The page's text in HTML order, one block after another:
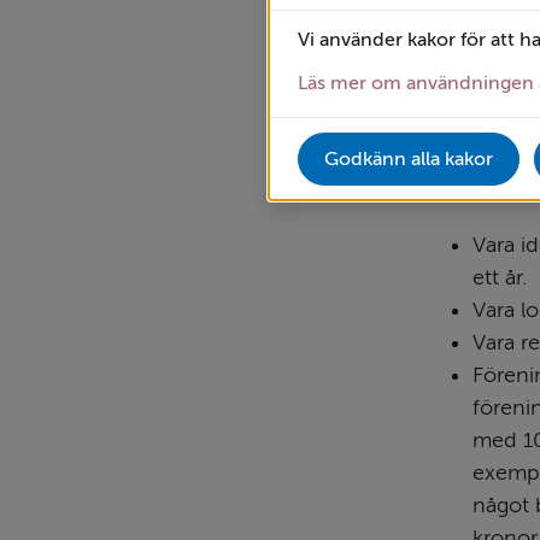
Vi använder kakor för att
Läs mer om användningen
Godkänn alla kakor
Vilka
För att få
Vara
ett år.
Vara
Vara
med
något